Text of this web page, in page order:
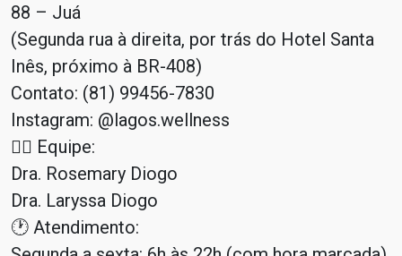
88 – Juá
(Segunda rua à direita, por trás do Hotel Santa
Inês, próximo à BR-408)
Contato: (81) 99456-7830
Instagram: @lagos.wellness
👩‍⚕️ Equipe:
Dra. Rosemary Diogo
Dra. Laryssa Diogo
🕐 Atendimento: